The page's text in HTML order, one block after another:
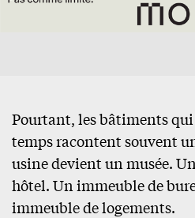
Pourtant, les bâtiments
temps racontent souvent
usine devient un musée.
hôtel. Un immeuble de
immeuble de logements.